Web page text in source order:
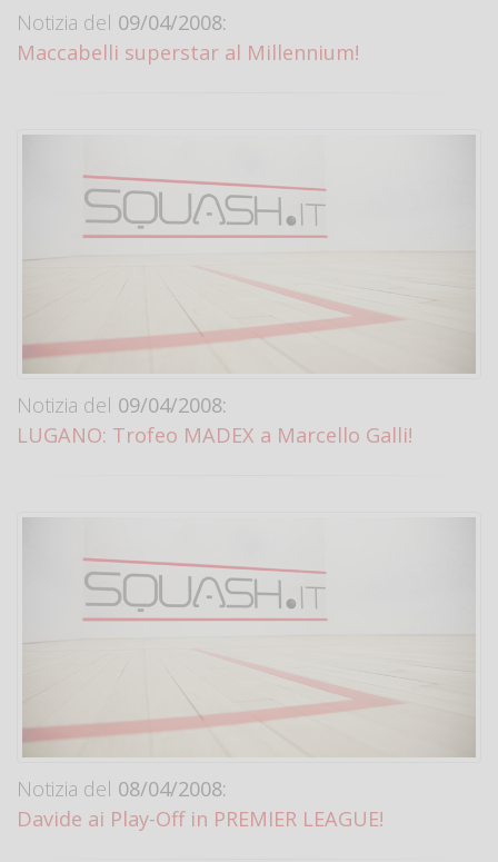
Notizia del 09/04/2008:
Maccabelli superstar al Millennium!
Notizia del 09/04/2008:
LUGANO: Trofeo MADEX a Marcello Galli!
Notizia del 08/04/2008:
Davide ai Play-Off in PREMIER LEAGUE!